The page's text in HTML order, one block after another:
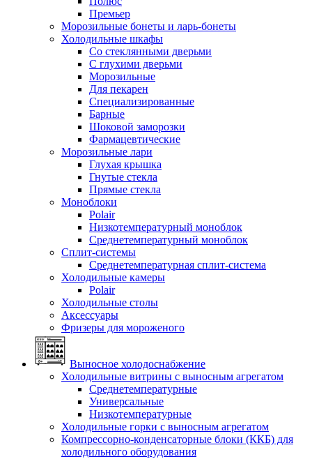
Премьер
Морозильные бонеты и ларь-бонеты
Холодильные шкафы
Со стеклянными дверьми
С глухими дверьми
Морозильные
Для пекарен
Специализированные
Барные
Шоковой заморозки
Фармацевтические
Морозильные лари
Глухая крышка
Гнутые стекла
Прямые стекла
Моноблоки
Polair
Низкотемпературный моноблок
Среднетемпературный моноблок
Сплит-системы
Среднетемпературная сплит-система
Холодильные камеры
Polair
Холодильные столы
Аксессуары
Фризеры для мороженого
Выносное холодоснабжение
Холодильные витрины с выносным агрегатом
Среднетемпературные
Универсальные
Низкотемпературные
Холодильные горки с выносным агрегатом
Компрессорно-конденсаторные блоки (ККБ) для
холодильного оборудования